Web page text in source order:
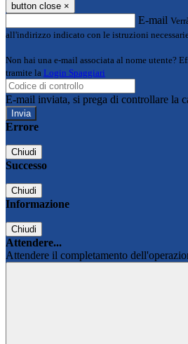
button close ×
E-mail
all'indirizzo indicato con le istruzioni
Non hai una e-mail associata al nome utente?
tramite la Login Spaggiari
E-mail inviata, si prega di controllare la
Errore
Chiudi
Successo
Chiudi
Informazione
Chiudi
Attendere...
Attendere il completamento